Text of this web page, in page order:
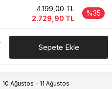
4.199,00TL
2.729,90 TL
%35
Sepete Ekle
10 Ağustos - 11 Ağustos